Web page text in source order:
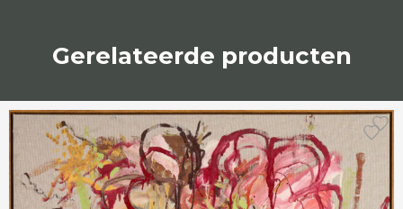
Gerelateerde producten